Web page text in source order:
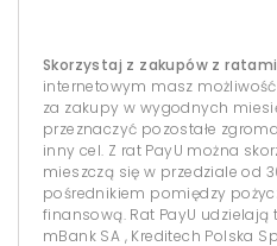
Skorzystaj z zakupów z ratami
internetowym masz
za zakupy w wygodnych
przeznaczyć pozostałe
inny cel. Z rat PayU można
mieszczą się w przedziale od
pośrednikiem pomiędzy
finansową. Rat PayU udzielają
mBank SA , Kreditech Polska